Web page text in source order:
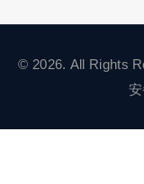
© 2026. All Rights